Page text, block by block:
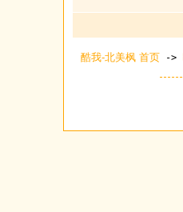
酷我-北美枫 首页 ->